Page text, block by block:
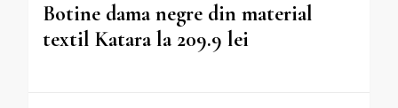
Botine dama negre din material
textil Katara la 209.9 lei